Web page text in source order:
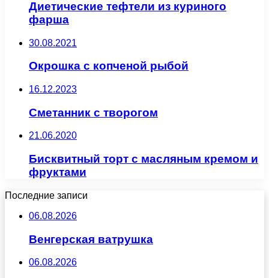
Диетические тефтели из куриного
фарша
30.08.2021
Окрошка с копченой рыбой
16.12.2023
Сметанник с творогом
21.06.2020
Бисквитный торт с масляным кремом и
фруктами
Последние записи
06.08.2026
Венгерская ватрушка
06.08.2026